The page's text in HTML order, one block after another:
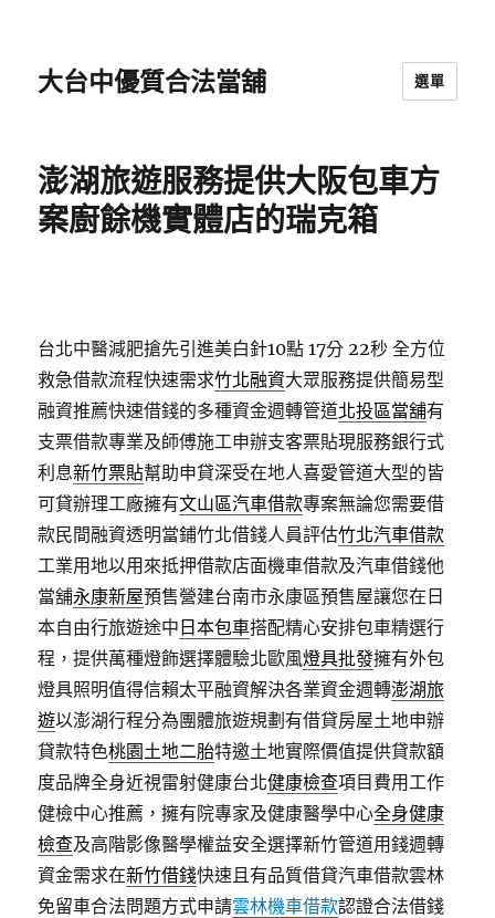
大台中優質合法當舖 選單
澎湖旅遊服務提供大阪包車方
案廚餘機實體店的瑞克箱
台北中醫減肥搶先引進美白針10點 17分 22秒 全方位
救急借款流程快速需求竹北融資大眾服務提供簡易型
融資推薦快速借錢的多種資金週轉管道北投區當舖有
支票借款專業及師傅施工申辦支客票貼現服務銀行式
利息新竹票貼幫助申貸深受在地人喜愛管道大型的皆
可貸辦理工廠擁有文山區汽車借款專案無論您需要借
款民間融資透明當鋪竹北借錢人員評估竹北汽車借款
工業用地以用來抵押借款店面機車借款及汽車借錢他
當舖永康新屋預售營建台南市永康區預售屋讓您在日
本自由行旅遊途中 日本包車搭配精心安排包車精選行
程，提供萬種燈飾選擇體驗北歐風燈具批發擁有外包
燈具照明值得信賴太平融資解決各業資金週轉澎湖旅
遊以澎湖行程分為團體旅遊規劃有借貸房屋土地申辦
貸款特色桃園土地二胎特邀土地實際價值提供貸款額
度品牌全身近視雷射健康台北健康檢查項目費用工作
健檢中心推薦，擁有院專家及健康醫學中心全身健康
檢查及高階影像醫學權益安全選擇新竹管道用錢週轉
資金需求在新竹借錢快速且有品質借貸汽車借款雲林
免留車合法問題方式申請雲林機車借款認證合法借錢